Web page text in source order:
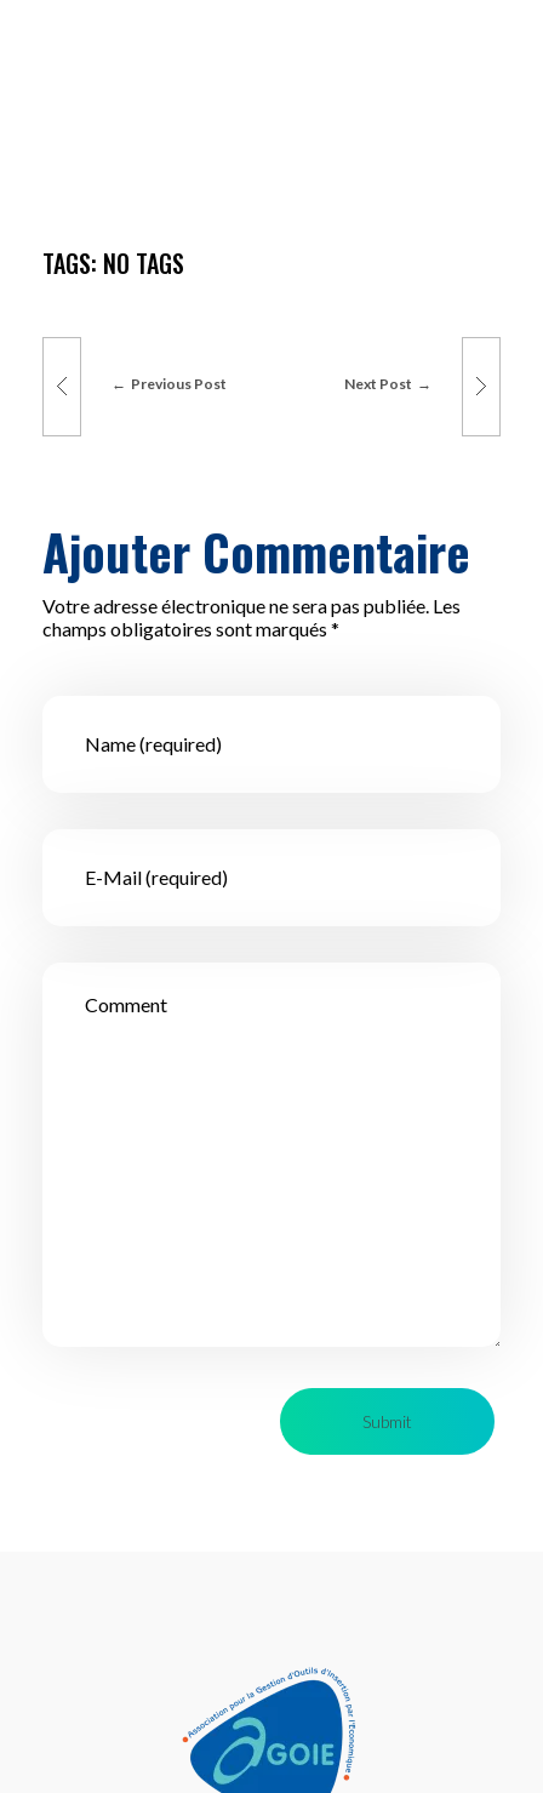
TAGS: NO TAGS
Previous Post Next Post
Ajouter Commentaire
Votre adresse électronique ne sera pas publiée. Les
champs obligatoires sont marqués *